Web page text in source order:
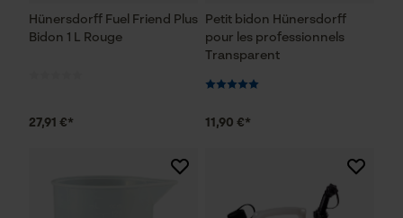
Hünersdorff Fuel Friend Plus
Bidon 1 L Rouge
27,91 €*
Petit bidon Hünersdorff
pour les professionnels
Transparent
11,90 €*